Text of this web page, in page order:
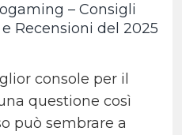
– Consigli
Recensioni del 2025
console per il
questione così
può sembrare a